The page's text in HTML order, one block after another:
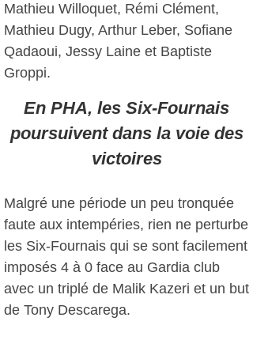
Mathieu Willoquet, Rémi Clément,
Mathieu Dugy, Arthur Leber, Sofiane
Qadaoui, Jessy Laine et Baptiste
Groppi.
En PHA, les Six-Fournais
poursuivent dans la voie des
victoires
Malgré une période un peu tronquée
faute aux intempéries, rien ne perturbe
les Six-Fournais qui se sont facilement
imposés 4 à 0 face au Gardia club
avec un triplé de Malik Kazeri et un but
de Tony Descarega.